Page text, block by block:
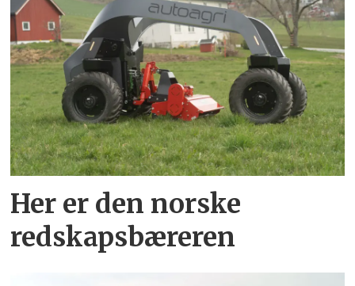
Her er den norske
redskapsbæreren